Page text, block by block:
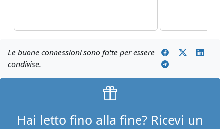
Le buone connessioni sono fatte per essere
condivise.
Hai letto fino alla fine? Ricevi un